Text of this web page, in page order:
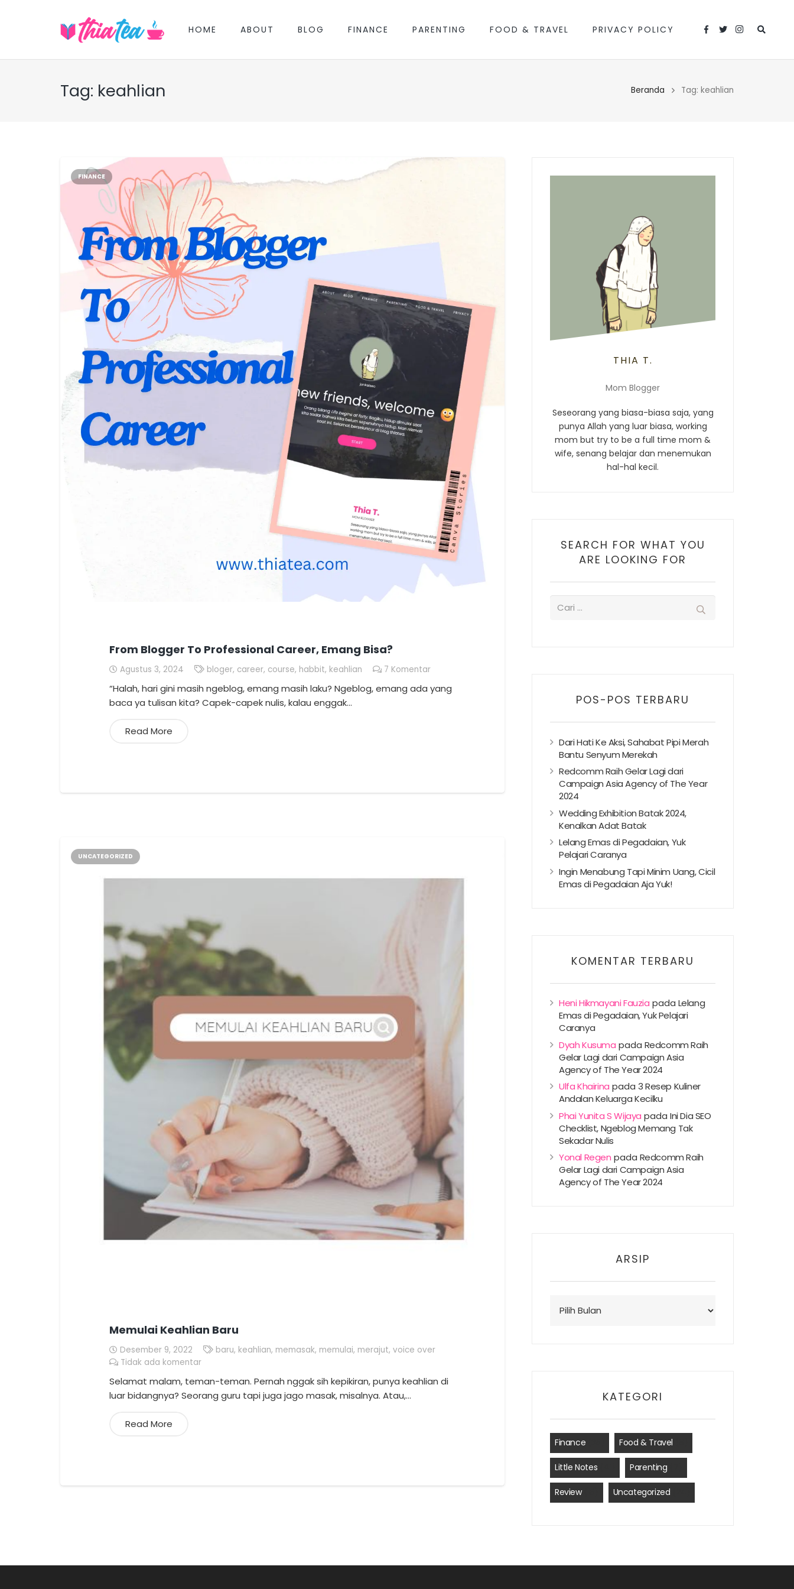
HOME ABOUT BLOG FINANCE PARENTING FOOD & TRAVEL PRIVACY POLICY
Tag: keahlian Beranda Tag: keahlian
FINANCE
From Blogger To Professional Career, Emang Bisa?
Agustus 3, 2024 bloger, career, course, habbit, keahlian 7 Komentar
“Halah, hari gini masih ngeblog, emang masih laku? Ngeblog, emang ada yang
baca ya tulisan kita? Capek-capek nulis, kalau enggak…
Read More
UNCATEGORIZED
Memulai Keahlian Baru
Desember 9, 2022 baru, keahlian, memasak, memulai, merajut, voice over
Tidak ada komentar
Selamat malam, teman-teman. Pernah nggak sih kepikiran, punya keahlian di
luar bidangnya? Seorang guru tapi juga jago masak, misalnya. Atau,…
Read More
THIA T.
Mom Blogger
Seseorang yang biasa-biasa saja, yang
punya Allah yang luar biasa, working
mom but try to be a full time mom &
wife, senang belajar dan menemukan
hal-hal kecil.
SEARCH FOR WHAT YOU
ARE LOOKING FOR
POS-POS TERBARU
Dari Hati Ke Aksi, Sahabat Pipi Merah
Bantu Senyum Merekah
Redcomm Raih Gelar Lagi dari
Campaign Asia Agency of The Year
2024
Wedding Exhibition Batak 2024,
Kenalkan Adat Batak
Lelang Emas di Pegadaian, Yuk
Pelajari Caranya
Ingin Menabung Tapi Minim Uang, Cicil
Emas di Pegadaian Aja Yuk!
KOMENTAR TERBARU
Heni Hikmayani Fauzia pada Lelang
Emas di Pegadaian, Yuk Pelajari
Caranya
Dyah Kusuma pada Redcomm Raih
Gelar Lagi dari Campaign Asia
Agency of The Year 2024
Ulfa Khairina pada 3 Resep Kuliner
Andalan Keluarga Kecilku
Phai Yunita S Wijaya pada Ini Dia SEO
Checklist, Ngeblog Memang Tak
Sekadar Nulis
Yonal Regen pada Redcomm Raih
Gelar Lagi dari Campaign Asia
Agency of The Year 2024
ARSIP
KATEGORI
Finance Food & Travel
Little Notes Parenting
Review(15) Uncategorized